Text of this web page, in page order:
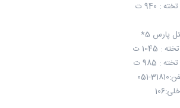
پارس 5*
051